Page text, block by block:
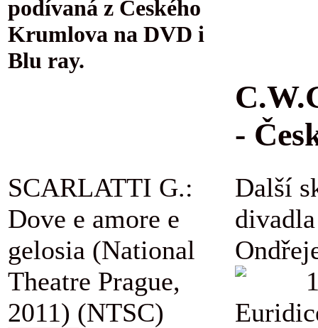
podívaná z Českého
Krumlova na DVD i
Blu ray.
-
SCARLATTI G.:
Dove e amore e
gelosia (National
Theatre Prague,
2011) (NTSC)
Další